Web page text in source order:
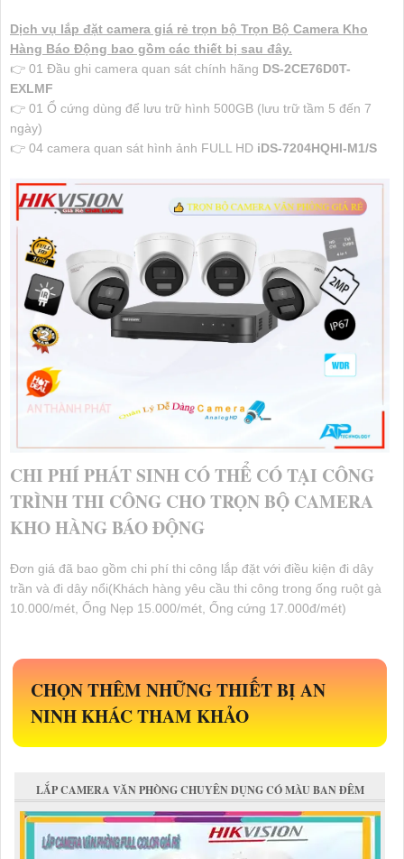
Dịch vụ lắp đặt camera giá rẻ trọn bộ Trọn Bộ Camera Kho
Hàng Báo Động bao gồm các thiết bị sau đây.
👉 01 Đầu ghi camera quan sát chính hãng DS-2CE76D0T-
EXLMF
👉 01 Ổ cứng dùng để lưu trữ hình 500GB (lưu trữ tầm 5 đến 7
ngày)
👉 04 camera quan sát hình ảnh FULL HD iDS-7204HQHI-M1/S
CHI PHÍ PHÁT SINH CÓ THỂ CÓ TẠI CÔNG
TRÌNH THI CÔNG CHO TRỌN BỘ CAMERA
KHO HÀNG BÁO ĐỘNG
Đơn giá đã bao gồm chi phí thi công lắp đặt với điều kiện đi dây
trần và đi dây nổi(Khách hàng yêu cầu thi công trong ống ruột gà
10.000/mét, Ống Nẹp 15.000/mét, Ống cứng 17.000đ/mét)
CHỌN THÊM NHỮNG THIẾT BỊ AN
NINH KHÁC THAM KHẢO
LẮP CAMERA VĂN PHÒNG CHUYÊN DỤNG CÓ MÀU BAN ĐÊM